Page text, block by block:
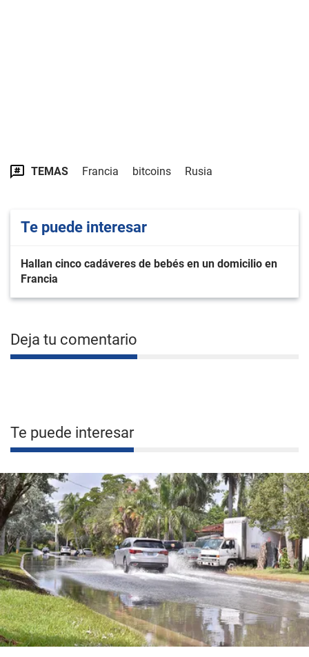
TEMAS Francia bitcoins Rusia
Te puede interesar
Hallan cinco cadáveres de bebés en un domicilio en
Francia
Deja tu comentario
Te puede interesar